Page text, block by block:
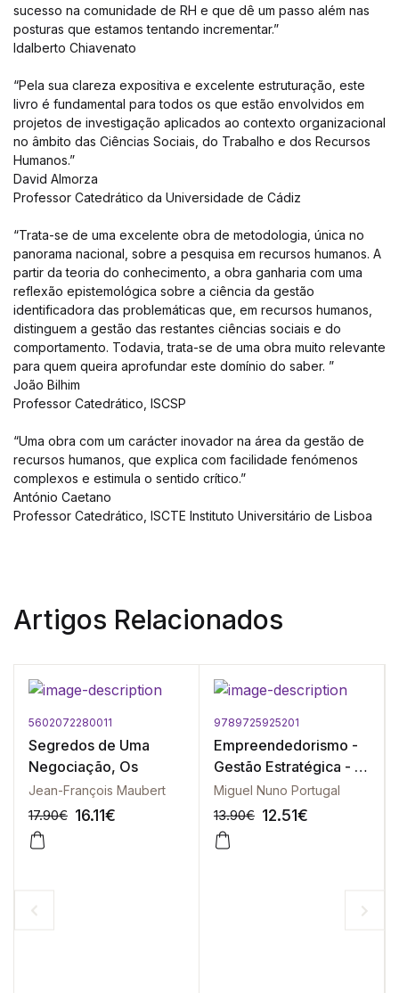
sucesso na comunidade de RH e que dê um passo além nas
posturas que estamos tentando incrementar.”
Idalberto Chiavenato
“Pela sua clareza expositiva e excelente estruturação, este
livro é fundamental para todos os que estão envolvidos em
projetos de investigação aplicados ao contexto organizacional
no âmbito das Ciências Sociais, do Trabalho e dos Recursos
Humanos.”
David Almorza
Professor Catedrático da Universidade de Cádiz
“Trata-se de uma excelente obra de metodologia, única no
panorama nacional, sobre a pesquisa em recursos humanos. A
partir da teoria do conhecimento, a obra ganharia com uma
reflexão epistemológica sobre a ciência da gestão
identificadora das problemáticas que, em recursos humanos,
distinguem a gestão das restantes ciências sociais e do
comportamento. Todavia, trata-se de uma obra muito relevante
para quem queira aprofundar este domínio do saber. ”
João Bilhim
Professor Catedrático, ISCSP
“Uma obra com um carácter inovador na área da gestão de
recursos humanos, que explica com facilidade fenómenos
complexos e estimula o sentido crítico.”
António Caetano
Professor Catedrático, ISCTE Instituto Universitário de Lisboa
Artigos Relacionados
5602072280011
Segredos de Uma
Negociação, Os
Jean-François Maubert
17.90€ 16.11€
-10%
9789725925201
Empreendedorismo -
Gestão Estratégica - 2ª
Edição
Miguel Nuno Portugal
13.90€ 12.51€